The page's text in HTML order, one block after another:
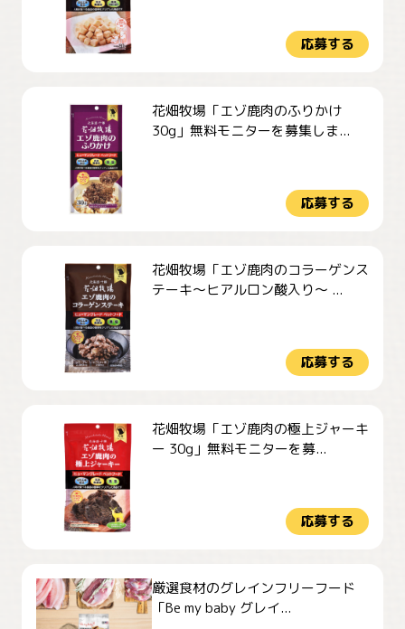
応募する
花畑牧場「エゾ鹿肉のふりかけ
30g」無料モニターを募集しま...
応募する
花畑牧場「エゾ鹿肉のコラーゲンス
テーキ～ヒアルロン酸入り～ ...
応募する
花畑牧場「エゾ鹿肉の極上ジャーキ
ー 30g」無料モニターを募...
応募する
厳選食材のグレインフリーフード
「Be my baby グレイ...